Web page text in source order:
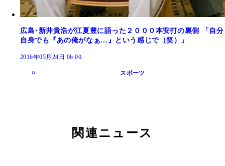
広島･新井貴浩が江夏豊に語った２０００本安打の裏側 「自分
自身でも『あの俺がなぁ…』という感じで（笑）」
2016年05月24日 06:00
スポーツ
関連ニュース